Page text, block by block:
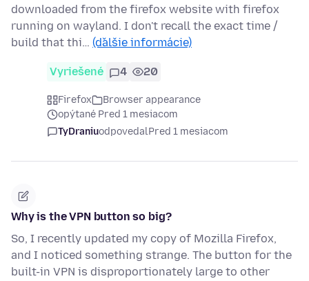
downloaded from the firefox website with firefox
running on wayland. I don't recall the exact time /
build that thi… (ďalšie informácie)
Vyriešené 4 20
Firefox
Browser appearance
opýtané Pred 1 mesiacom
TyDraniuodpovedalPred 1 mesiacom
Why is the VPN button so big?
So, I recently updated my copy of Mozilla Firefox,
and I noticed something strange. The button for the
built-in VPN is disproportionately large to other